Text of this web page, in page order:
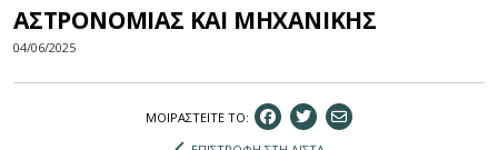
ΑΣΤΡΟΝΟΜΙΑΣ ΚΑΙ ΜΗΧΑΝΙΚΗΣ
04/06/2025
ΜΟΙΡΑΣΤEIΤΕ ΤΟ: